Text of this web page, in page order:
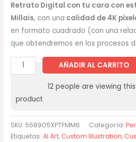
Retrato Digital con tu cara con
Millais, con una calidad de 4K
en formato cuadrado (con una
que obtendremos en los procesos
AÑADIR AL CARRITO
12 people are viewing this
product
SKU: 5589O5XPTFMM6 Categoría:
Etiquetas:AI Art, Custom Illustration,